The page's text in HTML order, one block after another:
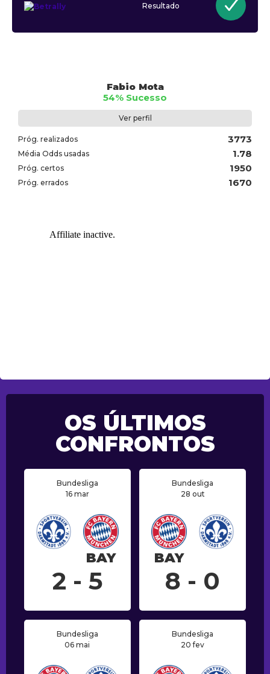
Resultado
Fabio Mota
54% Sucesso
Ver perfil
Próg. realizados 3773
Média Odds usadas 1.78
Próg. certos 1950
Próg. errados 1670
OS ÚLTIMOS
CONFRONTOS
Bundesliga
16 mar
BAY
2 - 5
Bundesliga
28 out
BAY
8 - 0
Bundesliga
06 mai
Bundesliga
20 fev